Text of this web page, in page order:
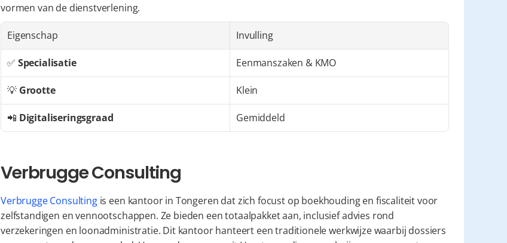
vormen van de dienstverlening.
Eigenschap Invulling
✅ Specialisatie Eenmanszaken & KMO
💡 Grootte Klein
📲 Digitaliseringsgraad Gemiddeld
Verbrugge Consulting
Verbrugge Consulting is een kantoor in Tongeren dat zich focust op boekhouding en fiscaliteit voor
zelfstandigen en vennootschappen. Ze bieden een totaalpakket aan, inclusief advies rond
verzekeringen en loonadministratie. Dit kantoor hanteert een traditionele werkwijze waarbij dossiers